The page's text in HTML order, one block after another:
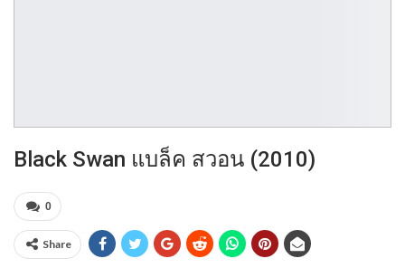
Black Swan แบล็ค สวอน (2010)
0
Share